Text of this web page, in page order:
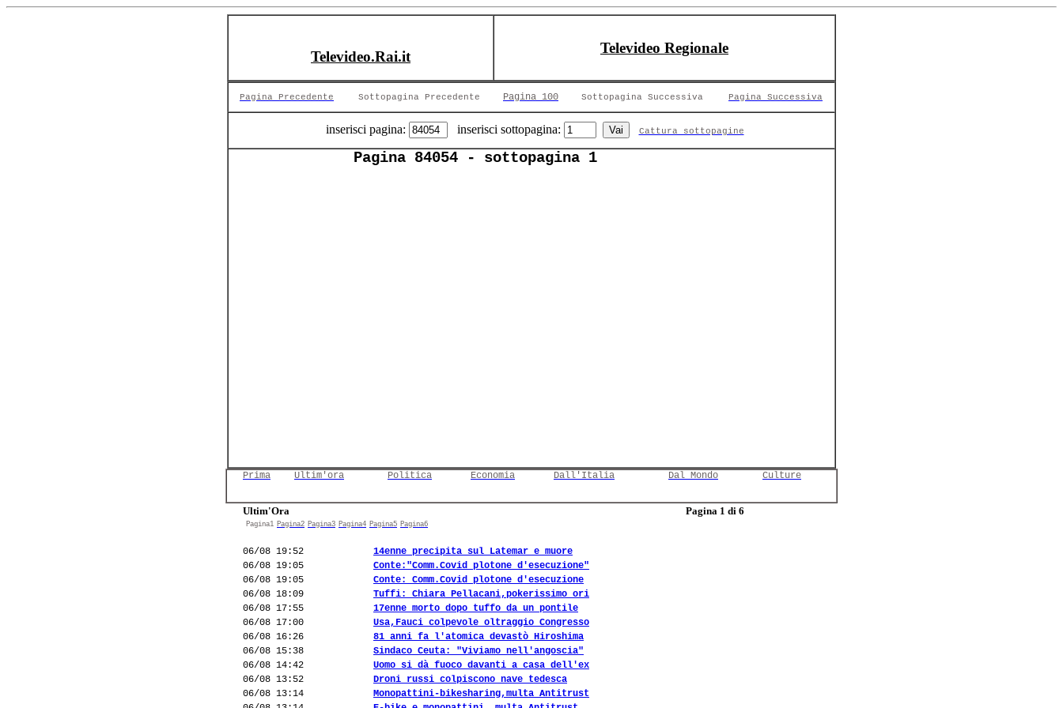
Televideo.Rai.it
Televideo Regionale
Pagina Precedente Sottopagina Precedente Pagina 100 Sottopagina Successiva Pagina Successiva
inserisci pagina: inserisci sottopagina: Cattura sottopagine
Pagina 84054 - sottopagina 1
Prima Ultim'ora Politica Economia Dall'Italia Dal Mondo Culture
Ultim'Ora Pagina 1 di 6
Pagina1 Pagina2 Pagina3 Pagina4 Pagina5 Pagina6
06/08 19:52
14enne precipita sul Latemar e muore
06/08 19:05
Conte:"Comm.Covid plotone d'esecuzione"
06/08 19:05
Conte: Comm.Covid plotone d'esecuzione
06/08 18:09
Tuffi: Chiara Pellacani,pokerissimo ori
06/08 17:55
17enne morto dopo tuffo da un pontile
06/08 17:00
Usa,Fauci colpevole oltraggio Congresso
06/08 16:26
81 anni fa l'atomica devastò Hiroshima
06/08 15:38
Sindaco Ceuta: "Viviamo nell'angoscia"
06/08 14:42
Uomo si dà fuoco davanti a casa dell'ex
06/08 13:52
Droni russi colpiscono nave tedesca
06/08 13:14
Monopattini-bikesharing,multa Antitrust